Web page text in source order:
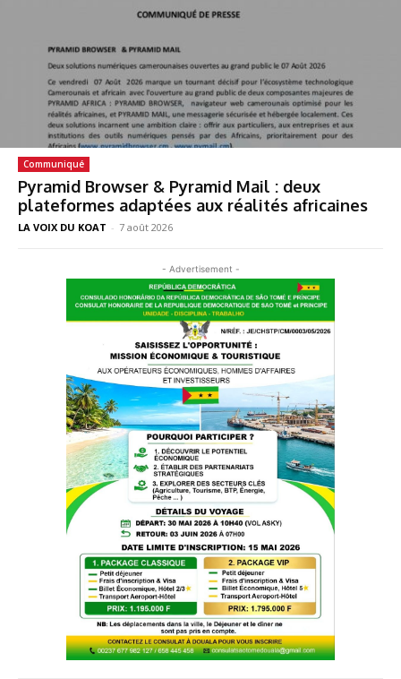
Communiqué
Pyramid Browser & Pyramid Mail : deux
plateformes adaptées aux réalités africaines
LA VOIX DU KOAT - 7 août 2026
- Advertisement -